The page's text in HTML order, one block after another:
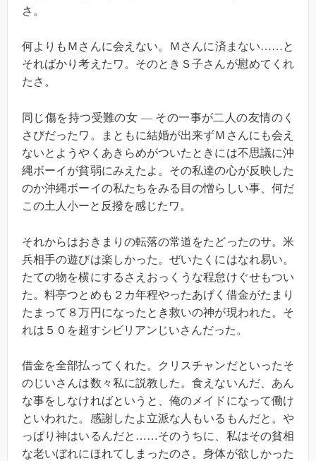
さ。
何よりもＭさんに会えない。Ｍさんに済まない……と
そればかり考えたワ。そのときＳ子さんが慰めてくれ
たさ。
同じ傷を持つ受難の女 — その一事が二人の友情のく
さびだったワ。まともに結婚が出来ずＭさんにも会え
ないとようやくあきらめがついたときには不思議に沖
縄ボーイが貧弱にみえたよ。その私達の心が反映した
のか沖縄ボーイの私たちをみる目の憎らしい事、何だ
この土人小ーと反撥を感じたワ。
それからはおきまりの転落の常道をたどったのサ。米
兵相手の遊びは楽しかった。ぜいたくにはなれ易い。
たての物を横にするさえおっくうな程怠けぐせもつい
た。料亭つとめも２カ年程やったあげく借金がたまり
たまって８万円になったとき救いの神が現われた。そ
れは５０を超すシビリアンじいさんだった。
借金を全部払ってくれた。クリスチャンだといったそ
のじいさんは数々私に説教した。食えないんだ、あん
な事をしなければというと、俺のメイドになって働け
といわれた。感謝したよ立派な人もいるもんだと。や
っぱり神はいるんだと……そのうちに、私はその貧相
な老いぼれにほれてしまったのさ。身体が欲しかった